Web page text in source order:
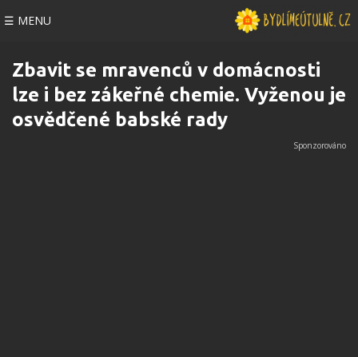
☰ MENU
Zbavit se mravenců v domácnosti
lze i bez zákeřné chemie. Vyženou je
osvědčené babské rady